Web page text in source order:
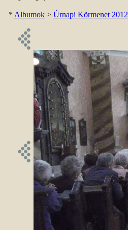
* Albumok > Úrnapi Körmenet 2012